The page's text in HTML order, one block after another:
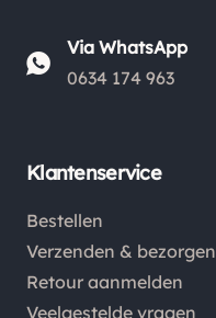
Via WhatsApp
0634 174 963
Klantenservice
Bestellen
Verzenden & bezorgen
Retour aanmelden
Veelgestelde vragen